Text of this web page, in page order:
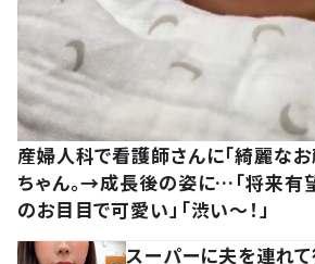
産婦人科で看護師さんに「綺麗な
ちゃん。→成長後の姿に…「将来有望
のお目目で可愛い」「渋い～！」
スーパーに夫を連れ